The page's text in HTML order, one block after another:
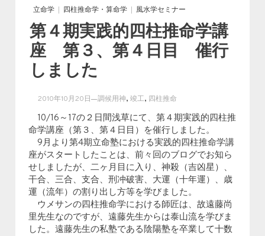
水ゼミナール｜風水
学・四柱推命学・易
学を合わせた立命講
座
立命学 四柱推命学・算命学 風水学セミナー
第４期実践的四柱推命学講
座 第３、第４日目 催行
しました
2010年10月20日 調候用神,竣工, 四柱推命
10/16～17の２日間浅草にて、第４期実践的四柱推
命学講座（第３、第４日目）を催行しました。
9月より第4期立命塾における実践的四柱推命学講
座がスタートしたことは、前々回のブログでお知ら
せしましたが、二ヶ月目に入り、神殺（吉凶星）、
干合、三合、支合、刑冲破害、大運（十年運）、歳
運（流年）の割り出し方等を学びました。
ウメサンの四柱推命学における師匠は、故遠藤尚
里先生なのですが、遠藤先生からは泰山流を学びま
した。遠藤先生の私塾である陰陽塾を卒業して十数